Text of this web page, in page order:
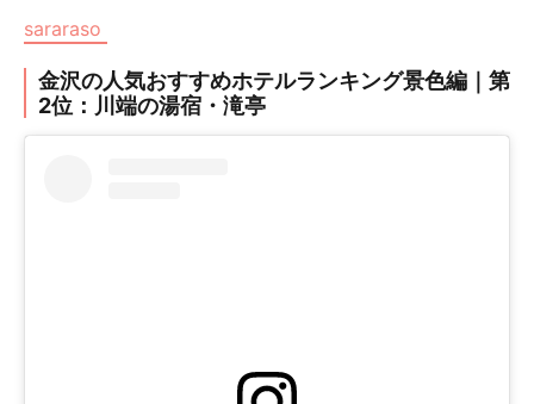
sararaso
金沢の人気おすすめホテルランキング景色編｜第
2位：川端の湯宿・滝亭